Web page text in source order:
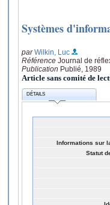
Systèmes
parWilkin, Luc
Référence Journal de
Publication Publié, 1989
Article sans comité de
DÉTAILS
Informations sur
Statut